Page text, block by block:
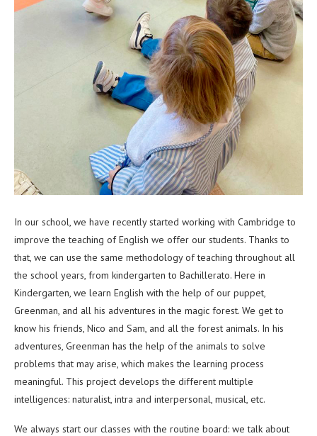
In our school, we have recently started working with Cambridge to
improve the teaching of English we offer our students. Thanks to
that, we can use the same methodology of teaching throughout all
the school years, from kindergarten to Bachillerato. Here in
Kindergarten, we learn English with the help of our puppet,
Greenman, and all his adventures in the magic forest. We get to
know his friends, Nico and Sam, and all the forest animals. In his
adventures, Greenman has the help of the animals to solve
problems that may arise, which makes the learning process
meaningful. This project develops the different multiple
intelligences: naturalist, intra and interpersonal, musical, etc.
We always start our classes with the routine board: we talk about